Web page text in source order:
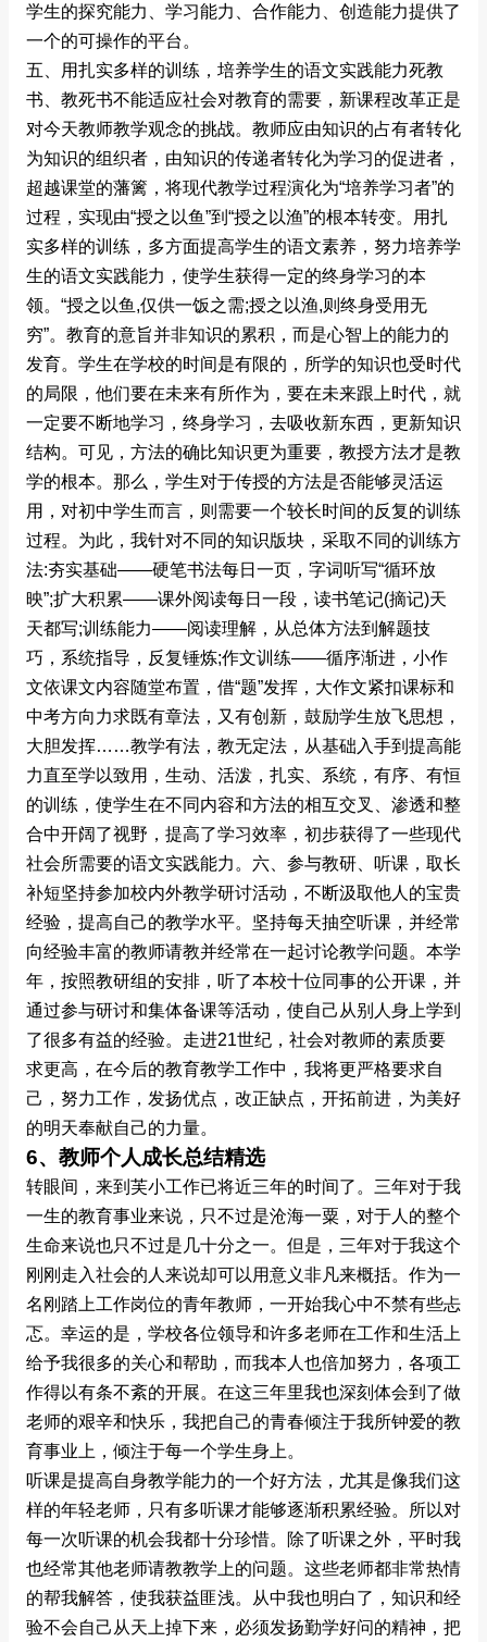
学生的探究能力、学习能力、合作能力、创造能力提供了
一个的可操作的平台。
五、用扎实多样的训练，培养学生的语文实践能力死教
书、教死书不能适应社会对教育的需要，新课程改革正是
对今天教师教学观念的挑战。教师应由知识的占有者转化
为知识的组织者，由知识的传递者转化为学习的促进者，
超越课堂的藩篱，将现代教学过程演化为“培养学习者”的
过程，实现由“授之以鱼”到“授之以渔”的根本转变。用扎
实多样的训练，多方面提高学生的语文素养，努力培养学
生的语文实践能力，使学生获得一定的终身学习的本
领。“授之以鱼,仅供一饭之需;授之以渔,则终身受用无
穷”。教育的意旨并非知识的累积，而是心智上的能力的
发育。学生在学校的时间是有限的，所学的知识也受时代
的局限，他们要在未来有所作为，要在未来跟上时代，就
一定要不断地学习，终身学习，去吸收新东西，更新知识
结构。可见，方法的确比知识更为重要，教授方法才是教
学的根本。那么，学生对于传授的方法是否能够灵活运
用，对初中学生而言，则需要一个较长时间的反复的训练
过程。为此，我针对不同的知识版块，采取不同的训练方
法:夯实基础――硬笔书法每日一页，字词听写“循环放
映”;扩大积累――课外阅读每日一段，读书笔记(摘记)天
天都写;训练能力――阅读理解，从总体方法到解题技
巧，系统指导，反复锤炼;作文训练――循序渐进，小作
文依课文内容随堂布置，借“题”发挥，大作文紧扣课标和
中考方向力求既有章法，又有创新，鼓励学生放飞思想，
大胆发挥……教学有法，教无定法，从基础入手到提高能
力直至学以致用，生动、活泼，扎实、系统，有序、有恒
的训练，使学生在不同内容和方法的相互交叉、渗透和整
合中开阔了视野，提高了学习效率，初步获得了一些现代
社会所需要的语文实践能力。六、参与教研、听课，取长
补短坚持参加校内外教学研讨活动，不断汲取他人的宝贵
经验，提高自己的教学水平。坚持每天抽空听课，并经常
向经验丰富的教师请教并经常在一起讨论教学问题。本学
年，按照教研组的安排，听了本校十位同事的公开课，并
通过参与研讨和集体备课等活动，使自己从别人身上学到
了很多有益的经验。走进21世纪，社会对教师的素质要
求更高，在今后的教育教学工作中，我将更严格要求自
己，努力工作，发扬优点，改正缺点，开拓前进，为美好
的明天奉献自己的力量。
6、教师个人成长总结精选
转眼间，来到芙小工作已将近三年的时间了。三年对于我
一生的教育事业来说，只不过是沧海一粟，对于人的整个
生命来说也只不过是几十分之一。但是，三年对于我这个
刚刚走入社会的人来说却可以用意义非凡来概括。作为一
名刚踏上工作岗位的青年教师，一开始我心中不禁有些忐
忑。幸运的是，学校各位领导和许多老师在工作和生活上
给予我很多的关心和帮助，而我本人也倍加努力，各项工
作得以有条不紊的开展。在这三年里我也深刻体会到了做
老师的艰辛和快乐，我把自己的青春倾注于我所钟爱的教
育事业上，倾注于每一个学生身上。
听课是提高自身教学能力的一个好方法，尤其是像我们这
样的年轻老师，只有多听课才能够逐渐积累经验。所以对
每一次听课的机会我都十分珍惜。除了听课之外，平时我
也经常其他老师请教教学上的问题。这些老师都非常热情
的帮我解答，使我获益匪浅。从中我也明白了，知识和经
验不会自己从天上掉下来，必须发扬勤学好问的精神，把